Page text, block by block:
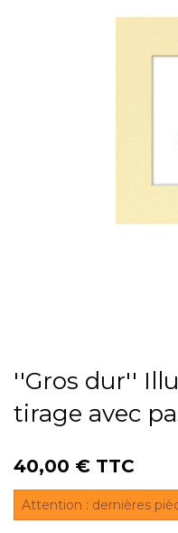
''Gros dur''
tirage avec
40,00 € TTC
Attention : dernières